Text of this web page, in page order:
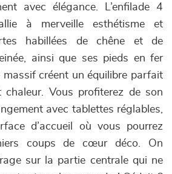
avec élégance. L’enfilade 4
à merveille esthétisme et
habillées de chêne et de
ainsi que ses pieds en fer
massif créent un équilibre parfait
chaleur. Vous profiterez de son
avec tablettes réglables,
d’accueil où vous pourrez
coups de cœur déco. On
sur la partie centrale qui ne